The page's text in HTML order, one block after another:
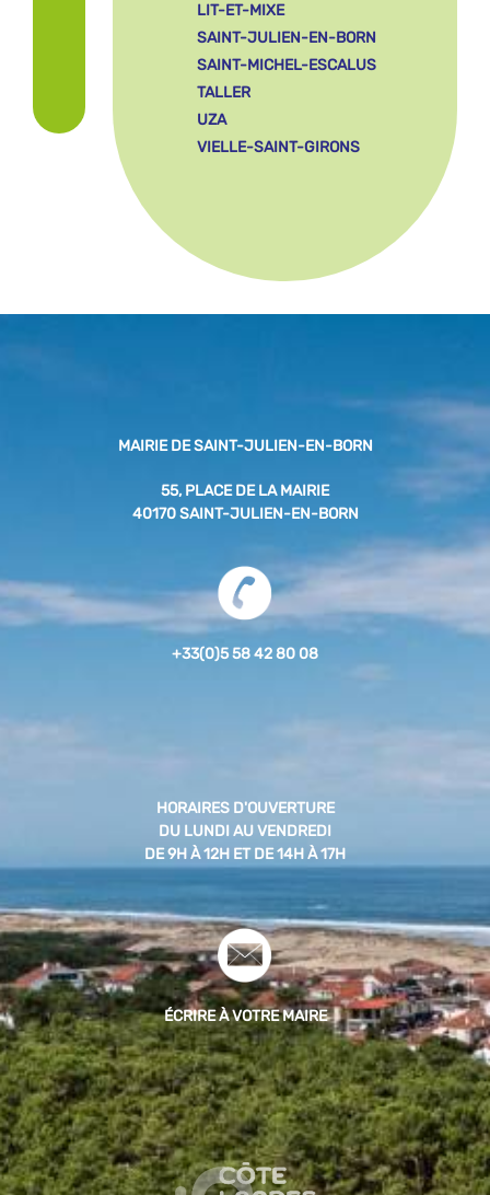
LIT-ET-MIXE
SAINT-JULIEN-EN-BORN
SAINT-MICHEL-ESCALUS
TALLER
UZA
VIELLE-SAINT-GIRONS
MAIRIE DE SAINT-JULIEN-EN-BORN
55, PLACE DE LA MAIRIE
40170 SAINT-JULIEN-EN-BORN
+33(0)5 58 42 80 08
HORAIRES D'OUVERTURE
DU LUNDI AU VENDREDI
DE 9H À 12H ET DE 14H À 17H
ÉCRIRE À VOTRE MAIRE